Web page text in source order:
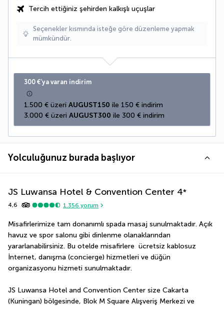
Tercih ettiğiniz şehirden kalkışlı uçuşlar
Seçenekler kısmında isteğe göre düzenleme yapmak
mümkündür.
300 €’ya varan indirim
1.500 € üzeri AUGUST150 ile 150 € indirim
3.000 € üzeri AUGUST300 ile 300 € indirim
Yolculuğunuz burada başlıyor
JS Luwansa Hotel & Convention Center 4*
4,6 1.356 yorum
Misafirlerimize tam donanımlı spada masaj sunulmaktadır. Açık
havuz ve spor salonu gibi dinlenme olanaklarından
yararlanabilirsiniz. Bu otelde misafirlere  ücretsiz kablosuz
İnternet, danışma (concierge) hizmetleri ve düğün
organizasyonu hizmeti sunulmaktadır.
JS Luwansa Hotel and Convention Center size Cakarta
(Kuningan) bölgesinde, Blok M Square Alışveriş Merkezi ve